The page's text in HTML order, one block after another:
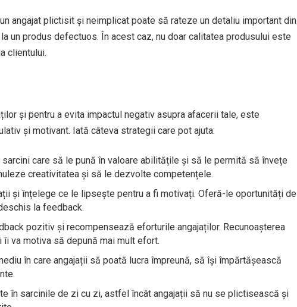
angajat plictisit și neimplicat poate să rateze un detaliu important din
un produs defectuos. În acest caz, nu doar calitatea produsului este
clientului.
și pentru a evita impactul negativ asupra afacerii tale, este
și motivant. Iată câteva strategii care pot ajuta:
sarcini care să le pună în valoare abilitățile și să le permită să învețe
creativitatea și să le dezvolte competențele.
și înțelege ce le lipsește pentru a fi motivați. Oferă-le oportunități de
la feedback.
pozitiv și recompensează eforturile angajaților. Recunoașterea
va motiva să depună mai mult efort.
în care angajații să poată lucra împreună, să își împărtășească
în sarcinile de zi cu zi, astfel încât angajații să nu se plictisească și